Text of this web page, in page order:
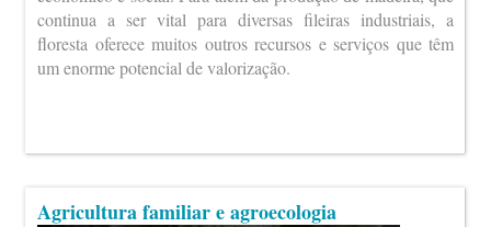
continua a ser vital para diversas fileiras industriais, a
floresta oferece muitos outros recursos e serviços que têm
um enorme potencial de valorização.
Agricultura familiar e agroecologia